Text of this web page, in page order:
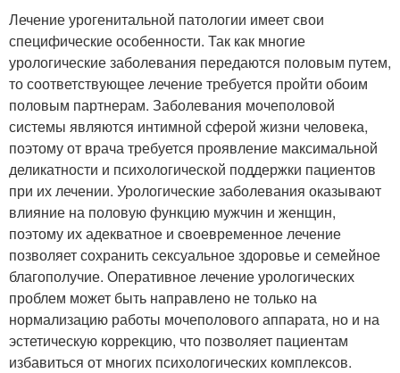
Лечение урогенитальной патологии имеет свои
специфические особенности. Так как многие
урологические заболевания передаются половым путем,
то соответствующее лечение требуется пройти обоим
половым партнерам. Заболевания мочеполовой
системы являются интимной сферой жизни человека,
поэтому от врача требуется проявление максимальной
деликатности и психологической поддержки пациентов
при их лечении. Урологические заболевания оказывают
влияние на половую функцию мужчин и женщин,
поэтому их адекватное и своевременное лечение
позволяет сохранить сексуальное здоровье и семейное
благополучие. Оперативное лечение урологических
проблем может быть направлено не только на
нормализацию работы мочеполового аппарата, но и на
эстетическую коррекцию, что позволяет пациентам
избавиться от многих психологических комплексов.